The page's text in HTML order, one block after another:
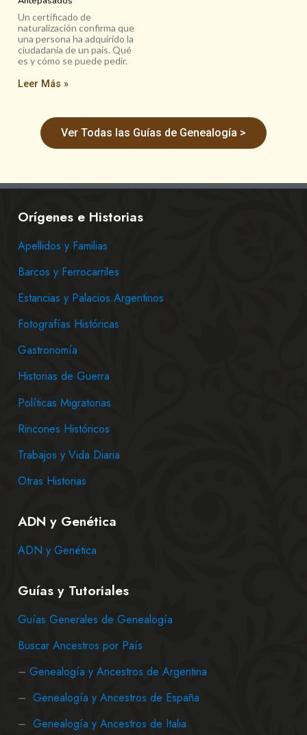
Un certificado de
naturalización confirma que
una persona ha adquirido la
ciudadanía de un país. Qué
es y cómo se puede pedir.
Leer Más »
Ver Todas las Guías de Genealogía >
Orígenes e Historias
Apellidos y Familias
Barcos y Ferrocarriles
Estancias y Palacios Argentinos
Fotografías Históricas
Gastronomía
Historias de Guerra
Políticas Migratorias
Rincones Históricos
Trabajos y Vida Diaria
Otras Historias
ADN y Genética
ADN y Genética
Guías y Tutoriales
Guías Generales de Genealogía
Buscar Ancestros por País
– Genealogía y Ancestros de Argentina
– Genealogía y Ancestros de España
– Genealogía y Ancestros de Italia